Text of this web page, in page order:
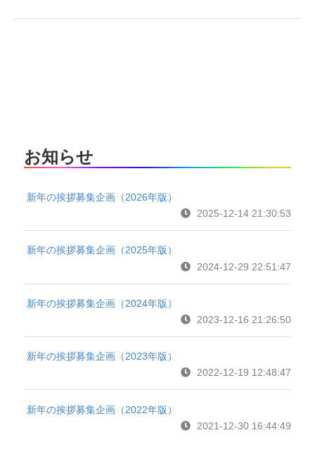
お知らせ
新年の挨拶募集企画（2026年版）
2025-12-14 21:30:53
新年の挨拶募集企画（2025年版）
2024-12-29 22:51:47
新年の挨拶募集企画（2024年版）
2023-12-16 21:26:50
新年の挨拶募集企画（2023年版）
2022-12-19 12:48:47
新年の挨拶募集企画（2022年版）
2021-12-30 16:44:49